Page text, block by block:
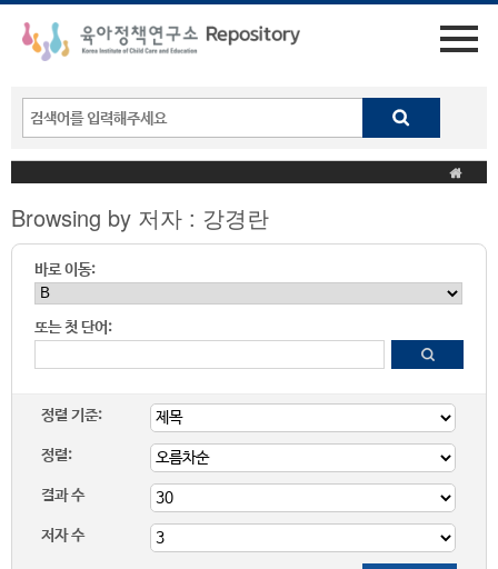
Browsing by 저자 : 강경란
바로 이동:
또는 첫 단어:
정렬 기준:
정렬:
결과 수
저자 수